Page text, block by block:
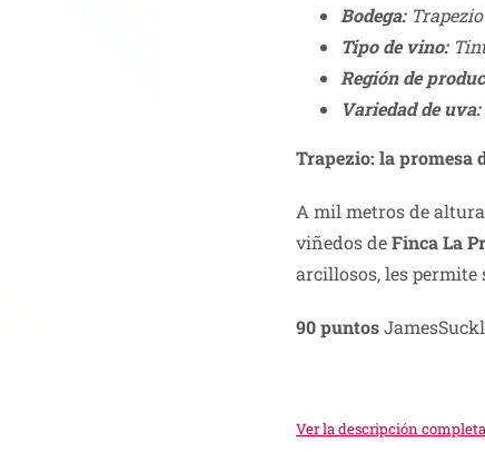
S/ 65.00.
S/ 39.00.
Bodega:
Tipo de vino:
Región de
Variedad de uva:
Trapezio: la promesa
A mil metros de
viñedos deFinca La
arcillosos, les permite
90 puntos
Ver la descripción completa